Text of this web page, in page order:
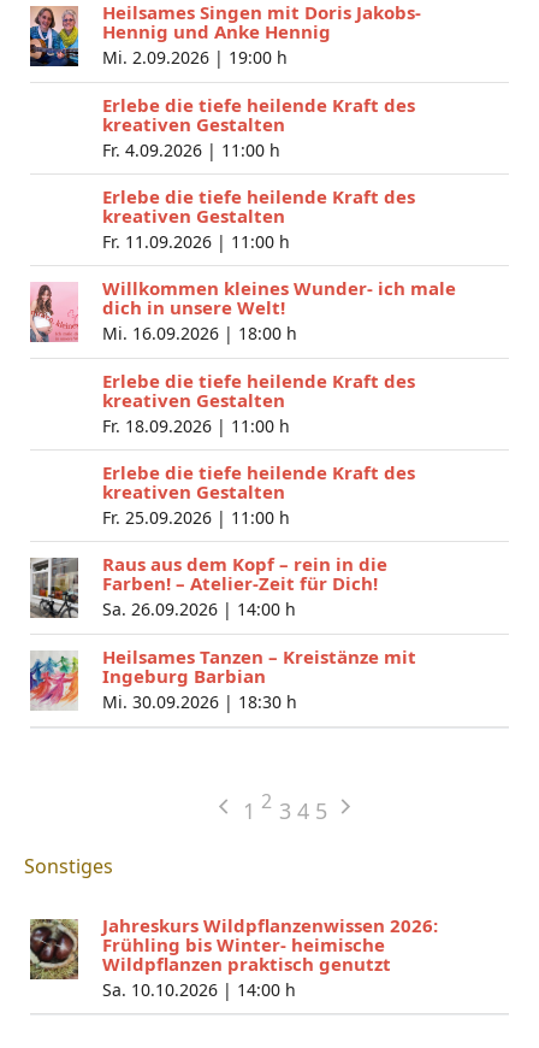
Heilsames Singen mit Doris Jakobs-
Hennig und Anke Hennig
Mi. 2.09.2026 | 19:00 h
Erlebe die tiefe heilende Kraft des
kreativen Gestalten
Fr. 4.09.2026 | 11:00 h
Erlebe die tiefe heilende Kraft des
kreativen Gestalten
Fr. 11.09.2026 | 11:00 h
Willkommen kleines Wunder- ich male
dich in unsere Welt!
Mi. 16.09.2026 | 18:00 h
Erlebe die tiefe heilende Kraft des
kreativen Gestalten
Fr. 18.09.2026 | 11:00 h
Erlebe die tiefe heilende Kraft des
kreativen Gestalten
Fr. 25.09.2026 | 11:00 h
Raus aus dem Kopf – rein in die
Farben! – Atelier-Zeit für Dich!
Sa. 26.09.2026 | 14:00 h
Heilsames Tanzen – Kreistänze mit
Ingeburg Barbian
Mi. 30.09.2026 | 18:30 h
1 2 3 4 5
Sonstiges
Jahreskurs Wildpflanzenwissen 2026:
Frühling bis Winter- heimische
Wildpflanzen praktisch genutzt
Sa. 10.10.2026 | 14:00 h